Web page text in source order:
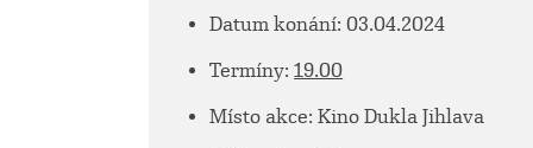
Datum konání: 03.04.2024
Termíny:19.00
Místo akce: Kino Dukla Jihlava